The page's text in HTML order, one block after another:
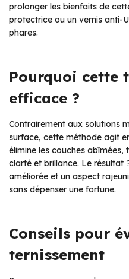
prolonger les bienfaits de
protectrice ou un vernis anti-
phares.
Pourquoi cette
efficace ?
Contrairement aux solutions
surface, cette méthode agit
élimine les couches
clarté et brillance. Le résultat
améliorée et un aspect
sans dépenser une fortune.
Conseils pour
ternissement